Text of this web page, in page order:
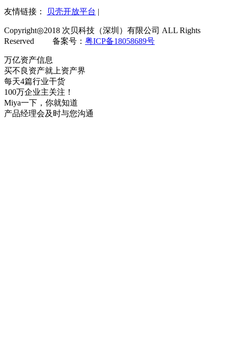
友情链接： 贝壳开放平台
Copyright◎2018 次贝科技（深圳）有限公司 ALL Rights
Reserved 备案号： 粤ICP备18058689号
万亿资产信息
买不良资产就上资产界
每天4篇行业干货
100万企业主关注！
Miya一下，你就知道
产品经理会及时与您沟通